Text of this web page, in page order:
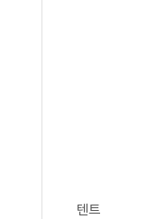
텐트